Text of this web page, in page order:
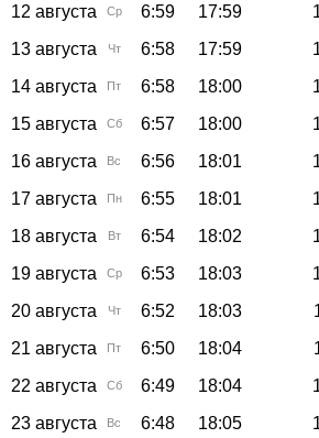
12 августа
Ср 6:59 17:59
13 августа
Чт 6:58 17:59
14 августа
Пт 6:58 18:00
15 августа
Сб 6:57 18:00
16 августа
Вс 6:56 18:01
17 августа
Пн 6:55 18:01
18 августа
Вт 6:54 18:02
19 августа
Ср 6:53 18:03
20 августа
Чт 6:52 18:03
21 августа
Пт 6:50 18:04
22 августа
Сб 6:49 18:04
23 августа
Вс 6:48 18:05